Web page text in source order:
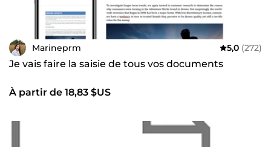
Marineprm 5,0 (272)
Je vais faire la saisie de tous vos documents
À partir de 18,83 $US